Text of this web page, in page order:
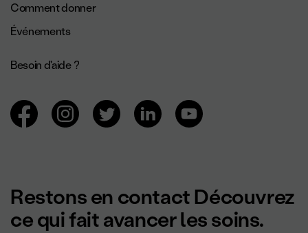
Comment donner
Événements
Besoin d'aide ?
Navigation des réseaux sociaux.
Restons en contact Découvrez
ce qui fait avancer les soins.